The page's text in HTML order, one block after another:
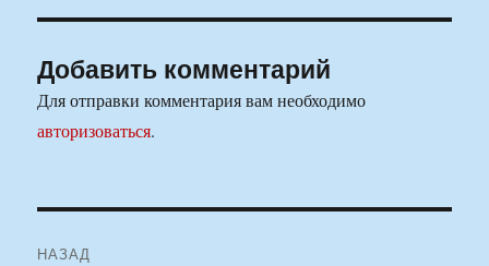
Добавить комментарий
Для отправки комментария вам необходимо
авторизоваться.
НАЗАД